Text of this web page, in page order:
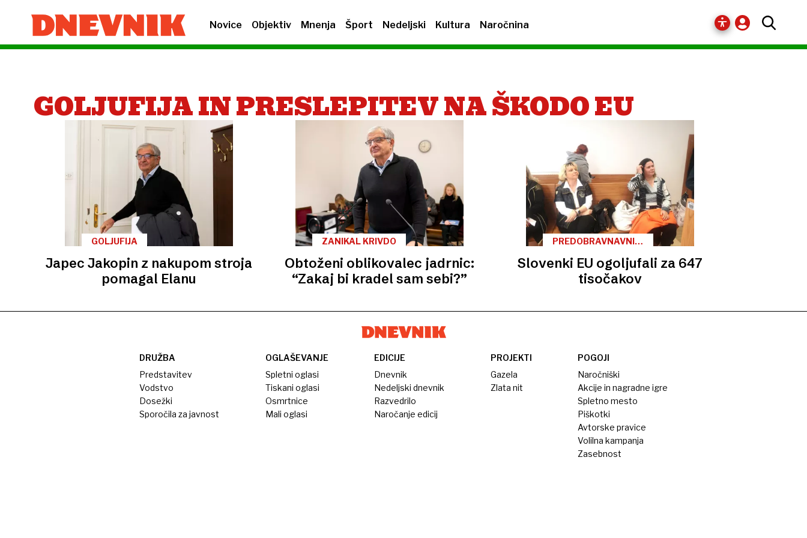
Novice Objektiv Mnenja Šport Nedeljski Kultura Naročnina
GOLJUFIJA IN PRESLEPITEV NA ŠKODO EU
GOLJUFIJA
Japec Jakopin z nakupom stroja
pomagal Elanu
ZANIKAL KRIVDO
Obtoženi oblikovalec jadrnic:
“Zakaj bi kradel sam sebi?”
PREDOBRAVNAVNI
Slovenki EU ogoljufali za 647
tisočakov
DRUŽBA
Predstavitev
Vodstvo
Dosežki
Sporočila za javnost
OGLAŠEVANJE
Spletni oglasi
Tiskani oglasi
Osmrtnice
Mali oglasi
EDICIJE
Dnevnik
Nedeljski dnevnik
Razvedrilo
Naročanje edicij
PROJEKTI
Gazela
Zlata nit
POGOJI
Naročniški
Akcije in nagradne igre
Spletno mesto
Piškotki
Avtorske pravice
Volilna kampanja
Zasebnost